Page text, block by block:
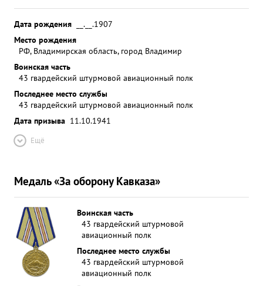
Дата рождения
__.__.1907
Место рождения
РФ, Владимирская область, город Владимир
Воинская часть
43 гвардейский штурмовой авиационный полк
Последнее место службы
43 гвардейский штурмовой авиационный полк
Дата призыва 11.10.1941
Ещё
Медаль «За оборону Кавказа»
Воинская часть
43 гвардейский штурмовой
авиационный полк
Последнее место службы
43 гвардейский штурмовой
авиационный полк